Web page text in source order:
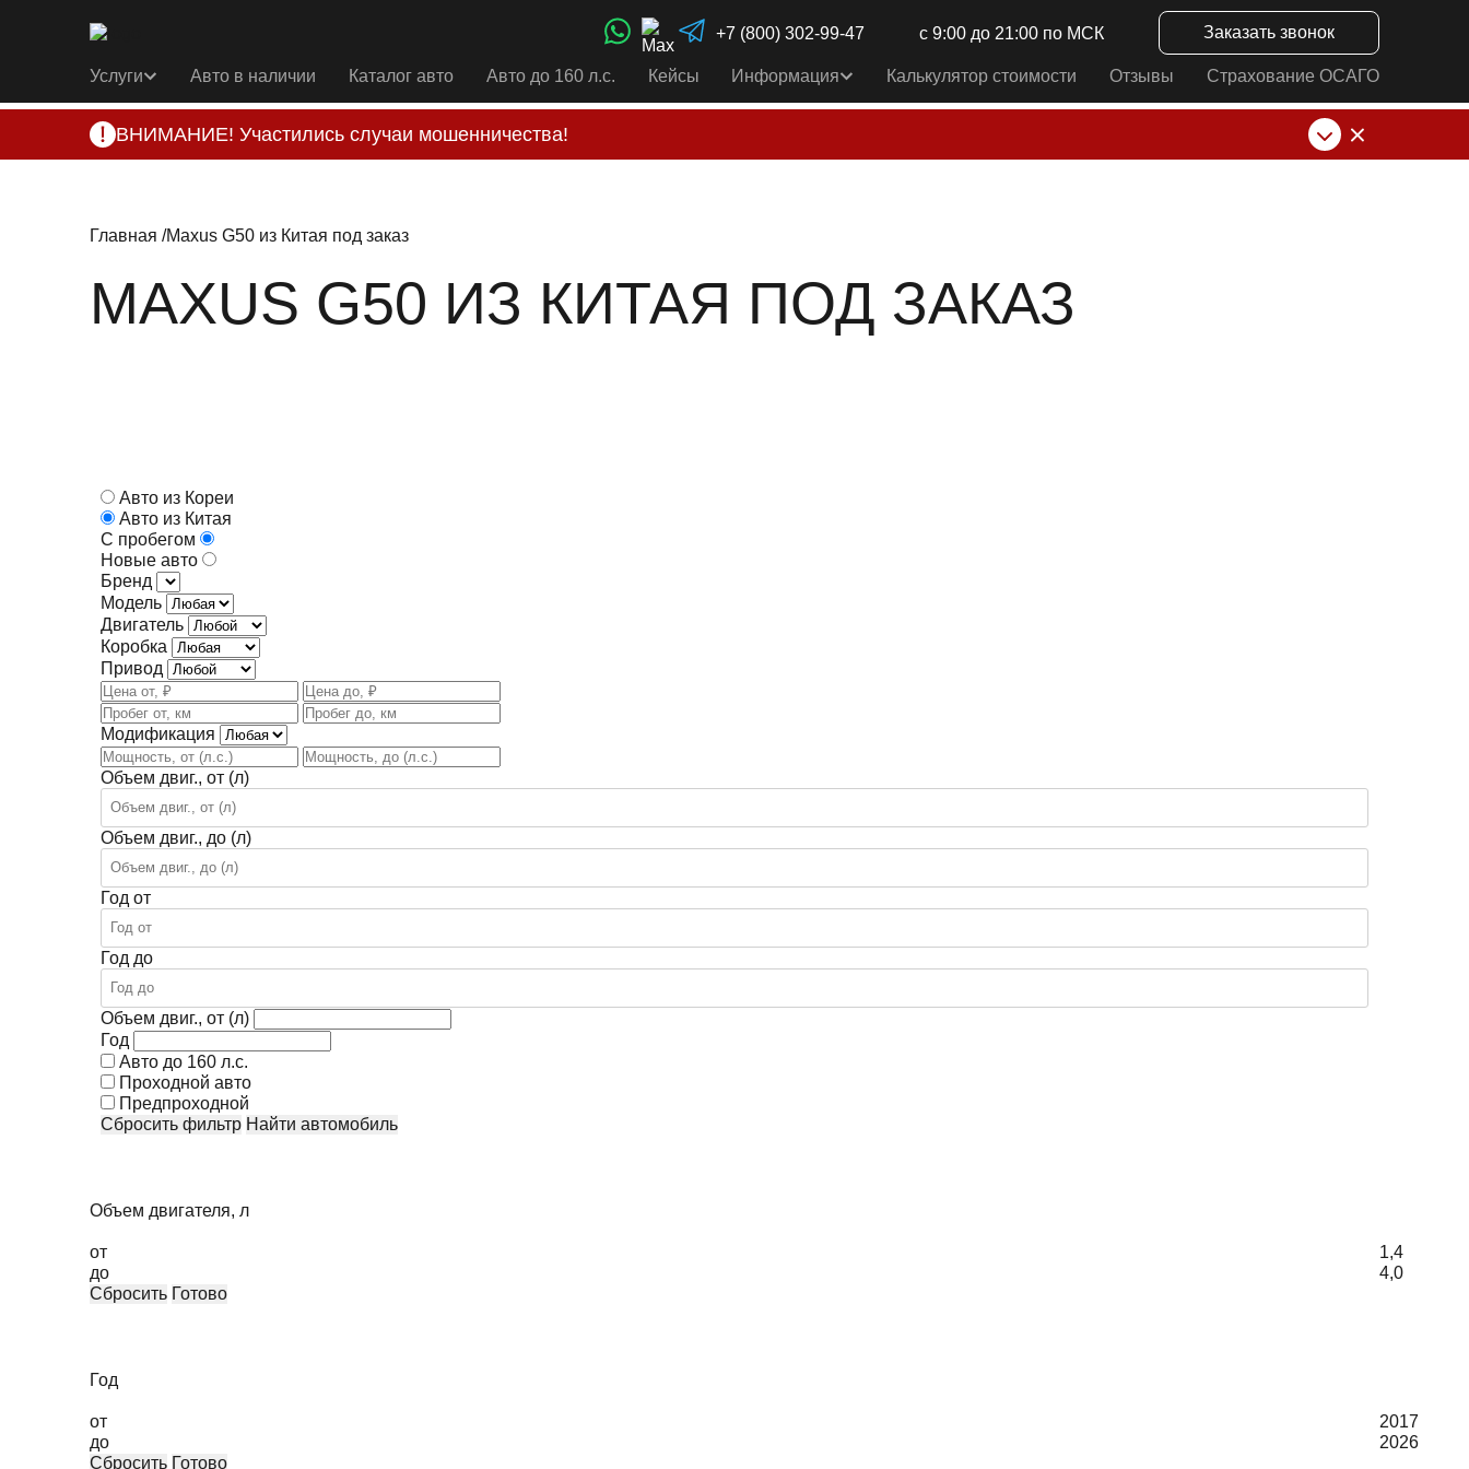
+7 (800) 302-99-47 с 9:00 до 21:00 по МСК Заказать звонок
Услуги Авто в наличии Каталог авто Авто до 160 л.с. Кейсы Информация Калькулятор стоимости Отзывы Страхование ОСАГО
ВНИМАНИЕ! Участились случаи мошенничества!
Главная Maxus G50 из Китая под заказ
MAXUS G50 ИЗ КИТАЯ ПОД ЗАКАЗ
Авто из Кореи
Авто из Китая
С пробегом
Новые авто
Бренд
Модель
Двигатель
Коробка
Привод
Модификация
Объем двиг., от (л)
Объем двиг., до (л)
Год от
Год до
Объем двиг., от (л)
Год
Авто до 160 л.с.
Проходной авто
Предпроходной
Сбросить фильтр
Найти автомобиль
Объем двигателя, л
от
1,4
до
4,0
Сбросить Готово
Год
от
2017
до
2026
Сбросить Готово